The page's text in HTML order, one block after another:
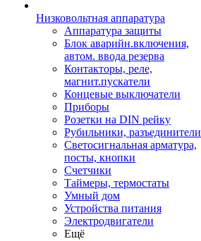
Низковольтная аппаратура
Аппаратура защиты
Блок аварийн.включения,
автом. ввода резерва
Контакторы, реле,
магнит.пускатели
Концевые выключатели
Приборы
Розетки на DIN рейку
Рубильники, разъединители
Светосигнальная арматура,
посты, кнопки
Счетчики
Таймеры, термостаты
Умный дом
Устройства питания
Электродвигатели
Ещё